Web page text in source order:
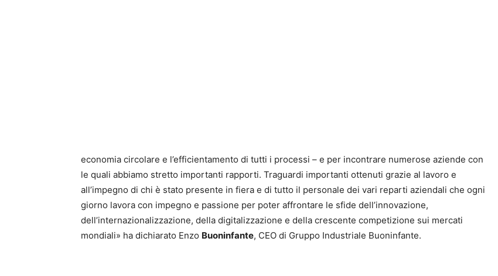
economia circolare e l’efficientamento di tutti i processi – e per incontrare numerose aziende con
le quali abbiamo stretto importanti rapporti. Traguardi importanti ottenuti grazie al lavoro e
all’impegno di chi è stato presente in fiera e di tutto il personale dei vari reparti aziendali che ogni
giorno lavora con impegno e passione per poter affrontare le sfide dell’innovazione,
dell’internazionalizzazione, della digitalizzazione e della crescente competizione sui mercati
mondiali» ha dichiarato Enzo Buoninfante, CEO di Gruppo Industriale Buoninfante.